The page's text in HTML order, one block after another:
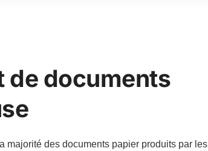
de documents
majorité des documents papier produits par les